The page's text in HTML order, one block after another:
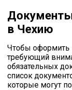
в Чехию
Чтобы оформить
требующий
обязательных
список
которые могут